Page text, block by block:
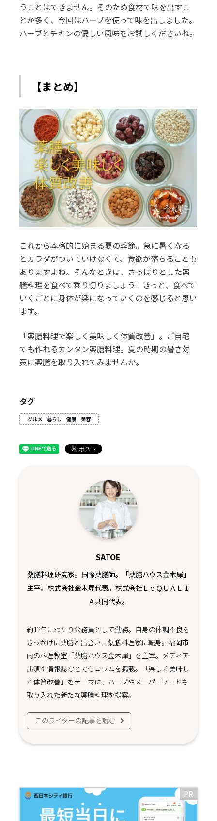
うことはできません。そのため食材で味を出すこ
とが多く、今回はハーブを使って味を出しました。
ハーブとチキンの優しい風味をお試しくださいね。
【まとめ】
これから本格的に始まる夏の季節。急に暑くなる
とカラダがついていけなくて、食欲が落ちることも
ありますよね。そんなときは、さっぱりとした薬
膳料理を食べて乗り切りましょう！きっと、食べて
いくごとに身体が楽になっていくのを感じると思い
ます。
「薬膳料理で楽しく美味しく体質改善」。ご自宅
でも作れるカンタン薬膳料理。夏の時期の暑さ対
策に薬膳を取り入れてみませんか。
タグ
グルメ 暮らし 健康 美容
SATOE
薬膳料理研究家。国際薬膳師。「薬膳ハウス金木犀」
主宰。株式会社金木犀代表。株式会社ＬｅＱＵＡＬＩ
Ａ共同代表。
約12年にわたり公務員として勤務。自身の体調不良を
きっかけに薬膳と出会い、薬膳料理家に転身。福岡市
内の料理教室「薬膳ハウス金木犀」を主宰。メディア
出演や情報誌などでもコラムを掲載。「楽しく美味し
く体質改善」をテーマに、ハーブやスーパーフードも
取り入れた新たな薬膳料理を提案。
このライターの記事を読む
PR